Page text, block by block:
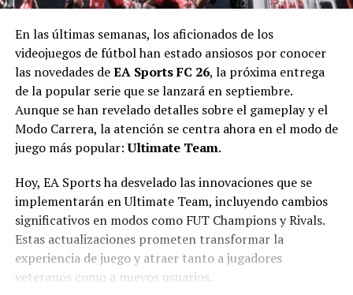
En las últimas semanas, los aficionados de los
videojuegos de fútbol han estado ansiosos por conocer
las novedades deEA Sports FC 26, la próxima entrega
de la popular serie que se lanzará en septiembre.
Aunque se han revelado detalles sobre el gameplay y el
Modo Carrera, la atención se centra ahora en el modo de
juego más popular:Ultimate Team.
Hoy, EA Sports ha desvelado las innovaciones que se
implementarán en Ultimate Team, incluyendo cambios
significativos en modos como FUT Champions y Rivals.
Estas actualizaciones prometen transformar la
experiencia de juego y atraer tanto a jugadores
veteranos como a nuevos usuarios.